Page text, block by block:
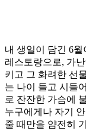
내 생일이 담긴 6
레스토랑으로, 가
키고 그 화려한 선
는 나이 들고 시들
로 잔잔한 가슴에
누구에게나 자기
줄 때만을 얌전히